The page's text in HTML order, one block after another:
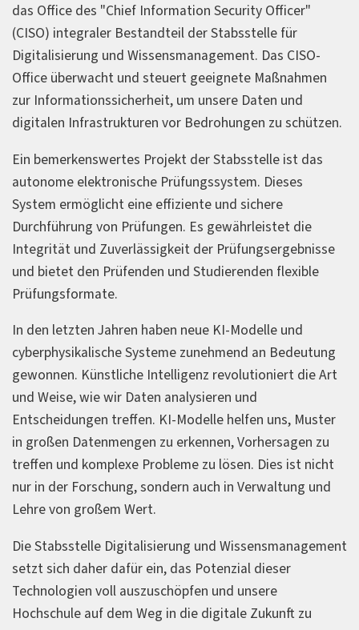
das Office des "Chief Information Security Officer"
(CISO) integraler Bestandteil der Stabsstelle für
Digitalisierung und Wissensmanagement. Das CISO-
Office überwacht und steuert geeignete Maßnahmen
zur Informationssicherheit, um unsere Daten und
digitalen Infrastrukturen vor Bedrohungen zu schützen.
Ein bemerkenswertes Projekt der Stabsstelle ist das
autonome elektronische Prüfungssystem. Dieses
System ermöglicht eine effiziente und sichere
Durchführung von Prüfungen. Es gewährleistet die
Integrität und Zuverlässigkeit der Prüfungsergebnisse
und bietet den Prüfenden und Studierenden flexible
Prüfungsformate.
In den letzten Jahren haben neue KI-Modelle und
cyberphysikalische Systeme zunehmend an Bedeutung
gewonnen. Künstliche Intelligenz revolutioniert die Art
und Weise, wie wir Daten analysieren und
Entscheidungen treffen. KI-Modelle helfen uns, Muster
in großen Datenmengen zu erkennen, Vorhersagen zu
treffen und komplexe Probleme zu lösen. Dies ist nicht
nur in der Forschung, sondern auch in Verwaltung und
Lehre von großem Wert.
Die Stabsstelle Digitalisierung und Wissensmanagement
setzt sich daher dafür ein, das Potenzial dieser
Technologien voll auszuschöpfen und unsere
Hochschule auf dem Weg in die digitale Zukunft zu